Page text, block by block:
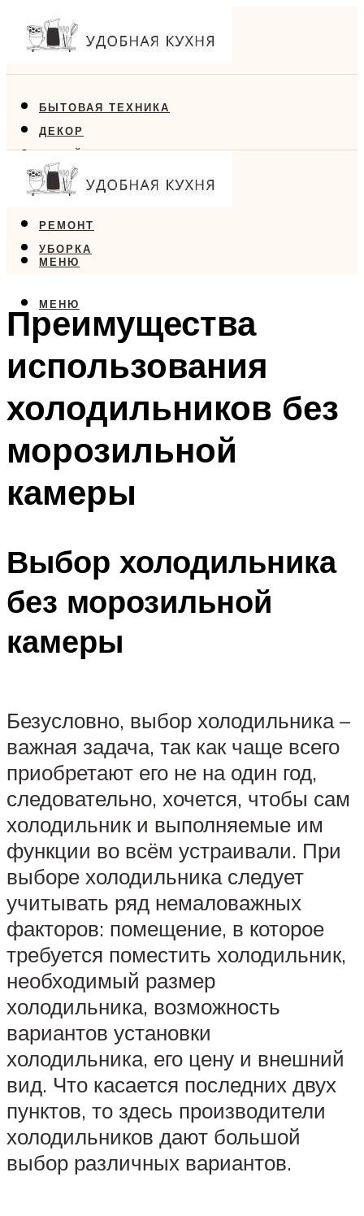
БЫТОВАЯ ТЕХНИКА
ДЕКОР
ДИЗАЙН
ЕДА
РЕМОНТ
УБОРКА
МЕНЮ
МЕНЮ
Преимущества
использования
холодильников без
морозильной
камеры
Выбор холодильника
без морозильной
камеры
Безусловно, выбор холодильника –
важная задача, так как чаще всего
приобретают его не на один год,
следовательно, хочется, чтобы сам
холодильник и выполняемые им
функции во всём устраивали. При
выборе холодильника следует
учитывать ряд немаловажных
факторов: помещение, в которое
требуется поместить холодильник,
необходимый размер
холодильника, возможность
вариантов установки
холодильника, его цену и внешний
вид. Что касается последних двух
пунктов, то здесь производители
холодильников дают большой
выбор различных вариантов.